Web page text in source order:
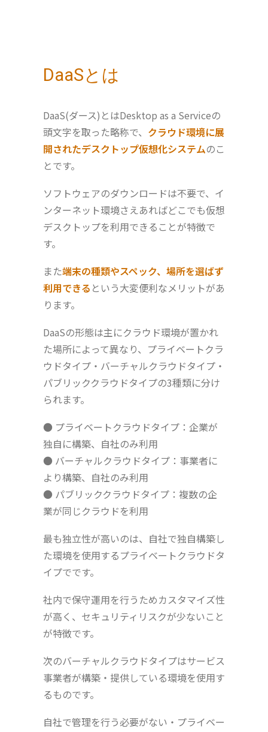
DaaSとは
DaaS(ダース)とはDesktop as a Serviceの
頭文字を取った略称で、 クラウド環境に展
開されたデスクトップ仮想化システムのこ
とです。
ソフトウェアのダウンロードは不要で、イ
ンターネット環境さえあればどこでも仮想
デスクトップを利用できることが特徴で
す。
また端末の種類やスペック、場所を選ばず
利用できる という大変便利なメリットがあ
ります。
DaaSの形態は主にクラウド環境が置かれ
た場所によって異なり、プライベートクラ
ウドタイプ・バーチャルクラウドタイプ・
パブリッククラウドタイプの3種類に分け
られます。
● プライベートクラウドタイプ：企業が
独自に構築、自社のみ利用
● バーチャルクラウドタイプ：事業者に
より構築、自社のみ利用
● パブリッククラウドタイプ：複数の企
業が同じクラウドを利用
最も独立性が高いのは、自社で独自構築し
た環境を使用するプライベートクラウドタ
イプでです。
社内で保守運用を行うためカスタマイズ性
が高く、セキュリティリスクが少ないこと
が特徴です。
次のバーチャルクラウドタイプはサービス
事業者が構築・提供している環境を使用す
るものです。
自社で管理を行う必要がない・プライベー